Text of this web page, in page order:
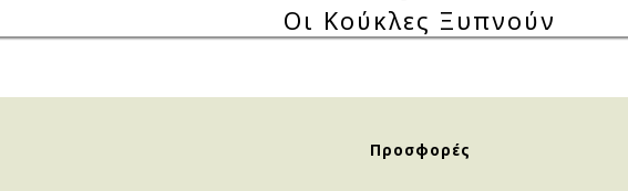
Οι Κούκλες Ξυπνούν
Προσφορές